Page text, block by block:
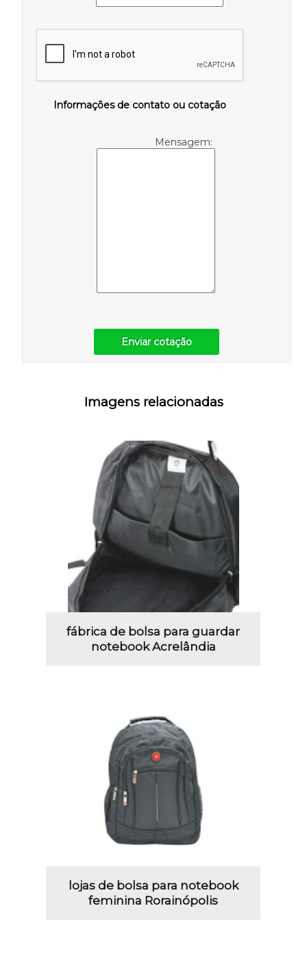
Informações de contato ou cotação
Mensagem:
Enviar cotação
Imagens relacionadas
fábrica de bolsa para guardar
notebook Acrelândia
lojas de bolsa para notebook
feminina Rorainópolis